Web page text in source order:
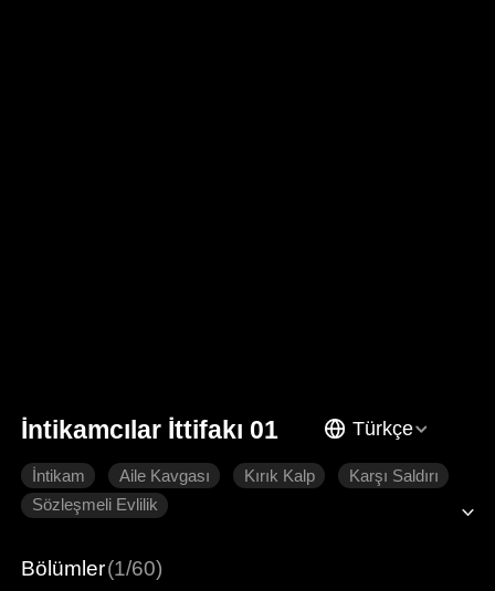
İntikamcılar İttifakı 01 Türkçe
İntikam Aile Kavgası Kırık Kalp
Karşı Saldırı
Sözleşmeli Evlilik
Bölümler(1/60)